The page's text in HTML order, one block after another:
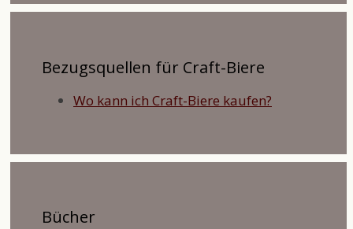
Bezugsquellen für Craft-Biere
Wo kann ich Craft-Biere kaufen?
Bücher